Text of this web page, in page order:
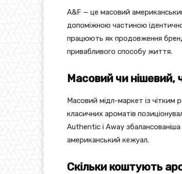
A&F — це масовий
допоміжною частиною
працюють як продовження
привабливого способу життя.
Масовий чи нішевий,
Масовий мідл-маркет із чітким
класичних ароматів
Authentic і Away
американський кежуал.
Скільки коштують